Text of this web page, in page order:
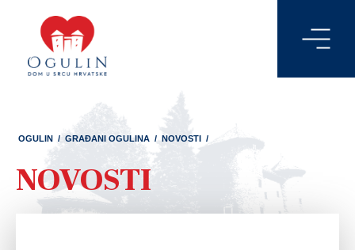
OGULIN / GRAĐANI OGULINA / NOVOSTI /
NOVOSTI